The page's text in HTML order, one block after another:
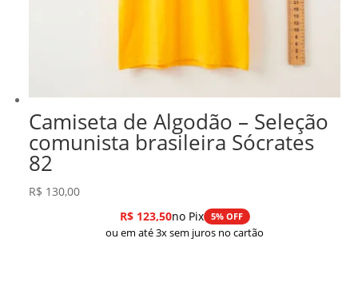
Camiseta de Algodão – Seleção
comunista brasileira Sócrates
82
R$ 130,00
R$123,50no Pix 5% OFF
ou em até 3x sem juros no cartão